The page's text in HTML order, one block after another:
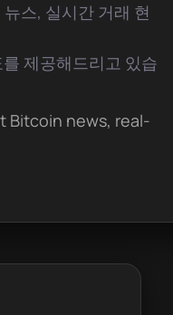
스, 실시간 거래 현
제공해드리고 있습
Bitcoin news, real-